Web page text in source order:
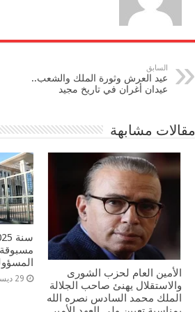
السابق
عيد العرش وثورة الملك والشعب..
عيدان أغران في تاريخ مجيد
مقالات مشابهة
الأمين العام لحزب الشورى
والاستقلال يهنئ صاحب الجلالة
الملك محمد السادس نصره الله
29 ديسمبر، 2025